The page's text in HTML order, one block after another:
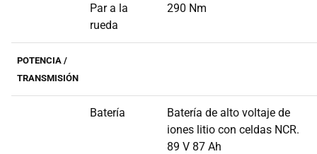
Par a la
rueda
290 Nm
POTENCIA /
TRANSMISIÓN
Batería
Batería de alto voltaje de
iones litio con celdas NCR.
89 V 87 Ah